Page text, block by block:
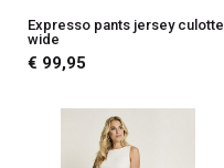
Expresso pants jersey culotte
wide
€ 99,95